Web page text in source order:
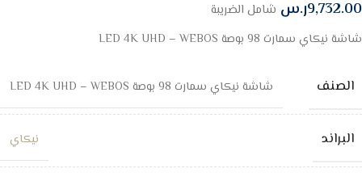
9,732.00ر.س شامل الضريبة
شاشة نيكاي سمارت 98 بوصة LED 4K UHD – WEBOS
الصنف شاشة نيكاي سمارت 98 بوصة LED 4K UHD – WEBOS
البراند نيكاي